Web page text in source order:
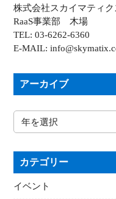
株式会社スカイマティク
RaaS事業部 木場
TEL: 03-6262-6360
E-MAIL:
アーカイブ
カテゴリー
イベント